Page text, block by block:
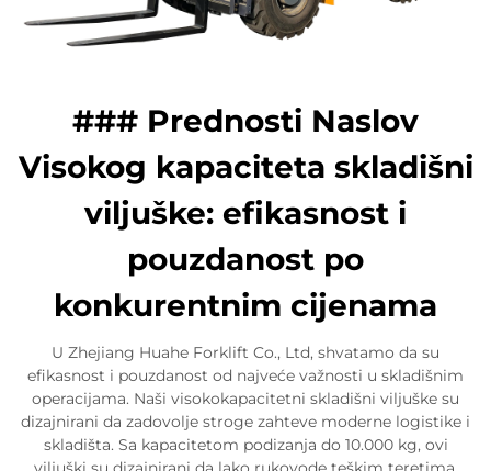
### Prednosti Naslov
Visokog kapaciteta skladišni
viljuške: efikasnost i
pouzdanost po
konkurentnim cijenama
U Zhejiang Huahe Forklift Co., Ltd, shvatamo da su
efikasnost i pouzdanost od najveće važnosti u skladišnim
operacijama. Naši visokokapacitetni skladišni viljuške su
dizajnirani da zadovolje stroge zahteve moderne logistike i
skladišta. Sa kapacitetom podizanja do 10.000 kg, ovi